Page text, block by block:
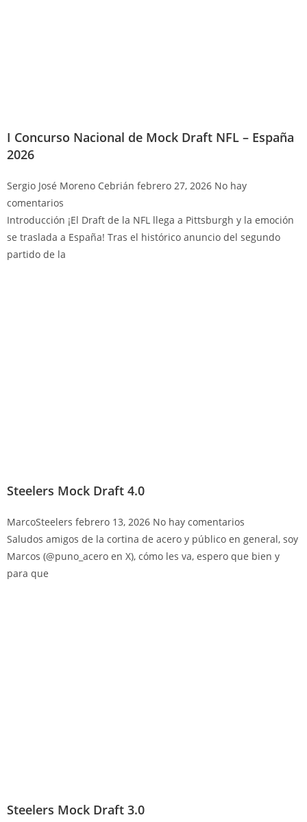
I Concurso Nacional de Mock Draft NFL – España
2026
Sergio José Moreno Cebrián febrero 27, 2026 No hay
comentarios
Introducción ¡El Draft de la NFL llega a Pittsburgh y la emoción
se traslada a España! Tras el histórico anuncio del segundo
partido de la
Steelers Mock Draft 4.0
MarcoSteelers febrero 13, 2026 No hay comentarios
Saludos amigos de la cortina de acero y público en general, soy
Marcos (@puno_acero en X), cómo les va, espero que bien y
para que
Steelers Mock Draft 3.0